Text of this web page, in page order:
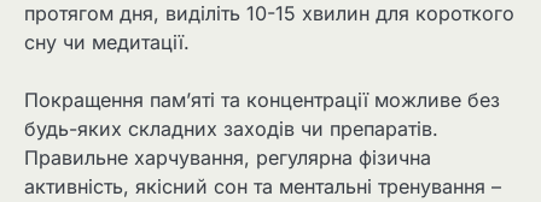
протягом дня, виділіть 10-15 хвилин для короткого
сну чи медитації.
Покращення пам’яті та концентрації можливе без
будь-яких складних заходів чи препаратів.
Правильне харчування, регулярна фізична
активність, якісний сон та ментальні тренування –